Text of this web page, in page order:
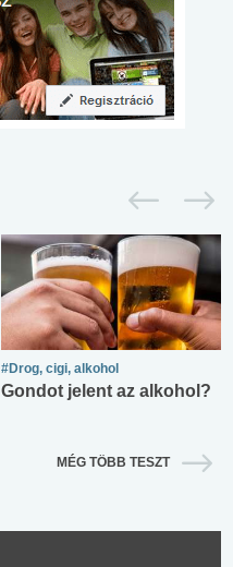
#Drog, cigi, alkohol
Gondot jelent az alkohol?
MÉG TÖBB TESZT